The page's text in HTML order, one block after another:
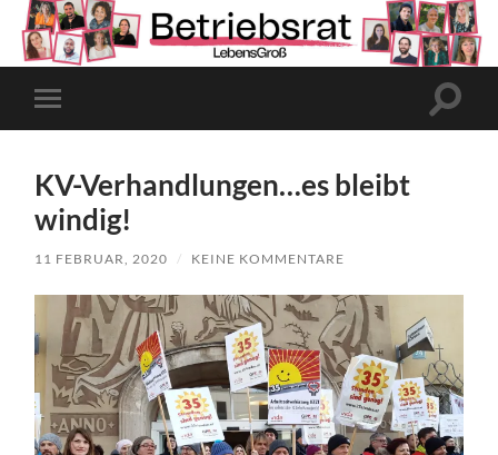
Mobile-
Menü
KV-Verhandlungen…es bleibt
windig!
11 FEBRUAR, 2020 / KEINE KOMMENTARE